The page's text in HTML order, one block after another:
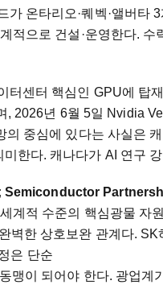
가 온타리오·퀘벡·앨버타
적으로 건설·운영한다. 수
터센터 핵심인 GPU에 탑
, 2026년 6월 5일 Nvidia
의 중심에 있다는 사실은
한다. 캐나다가 AI 연구
Semiconductor
계적 수준의 핵심광물 자
벽한 상호보완 관계다.
은 단순
맹이 되어야 한다. 광업